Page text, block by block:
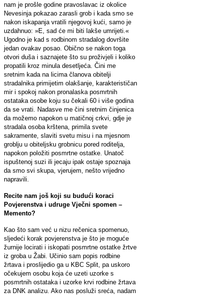
nam je prošle godine pravoslavac iz okolice
Nevesinja pokazao zarasli grob i kada smo se
nakon iskapanja vratili njegovoj kući, samo je
uzdahnuo: »E, sad će mi biti lakše umrijeti.«
Ugodno je kad s rodbinom stradalog dovršite
jedan ovakav posao. Obično se nakon toga
otvori duša i saznajete što su proživjeli i koliko
propatili kroz minula desetljeća. Čini me
sretnim kada na licima članova obitelji
stradalnika primijetim olakšanje, karakterističan
mir i spokoj nakon pronalaska posmrtnih
ostataka osobe koju su čekali 60 i više godina
da se vrati. Nadasve me čini sretnim činjenica
da možemo napokon u matičnoj crkvi, gdje je
stradala osoba krštena, primila svete
sakramente, slaviti svetu misu i na mjesnom
groblju u obiteljsku grobnicu pored roditelja,
napokon položiti posmrtne ostatke. Unatoč
ispuštenoj suzi ili jecaju ipak ostaje spoznaja
da smo svi skupa, vjerujem, nešto vrijedno
napravili.
Recite nam još koji su budući koraci
Povjerenstva i udruge Vječni spomen –
Memento?
Kao što sam već u nizu rečenica spomenuo,
sljedeći korak povjerenstva je što je moguće
žurnije locirati i iskopati posmrtne ostatke žrtve
iz groba u Žabi. Učinio sam popis rodbine
žrtava i proslijedio ga u KBC Split, pa uskoro
očekujem osobu koja će uzeti uzorke s
posmrtnih ostataka i uzorke krvi rodbine žrtava
za DNK analizu. Ako nas posluži sreća, nadam